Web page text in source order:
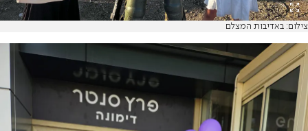
צילום: באדיבות המצלם